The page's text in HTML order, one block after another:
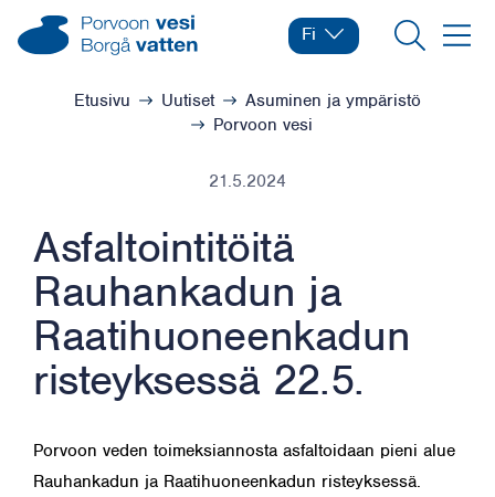
Siirry sisältöön Porvoon vesi – Siirry kotisivulle
Vaihda kieltä
Nykyinen kieli: Suomi
Fi
Hae
Selaa:Etusivu Uutiset
Asuminen ja ympäristö
Porvoon vesi
21.5.2024
Asfaltointitöitä
Rauhankadun ja
Raatihuoneenkadun
risteyksessä 22.5.
Porvoon veden toimeksiannosta asfaltoidaan pieni alue
Rauhankadun ja Raatihuoneenkadun risteyksessä.